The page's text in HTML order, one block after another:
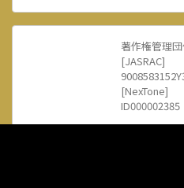
著作権管理
[JASRAC]
[NexTone]
ID000002385